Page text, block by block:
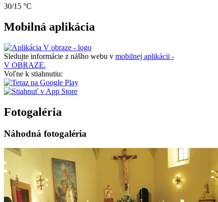
30/15 °C
Mobilná aplikácia
Sledujte informácie z nášho webu v mobilnej aplikácii -
V OBRAZE.
Voľne k stiahnutiu:
Fotogaléria
Náhodná fotogaléria